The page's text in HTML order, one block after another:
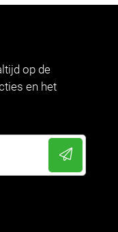
op de
en het